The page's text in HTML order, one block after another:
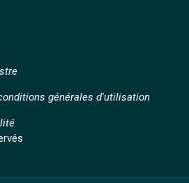
générales d'utilisation